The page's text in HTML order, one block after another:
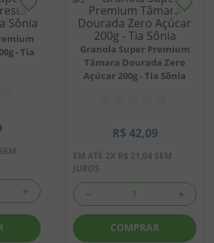
- Tia
SEM
＋
Granola Super Premium
Tâmara Dourada Zero
Açúcar 200g - Tia Sônia
R$ 42,09
EM ATÉ 2X R$ 21,04 SEM
JUROS
＋
－
COMPRAR